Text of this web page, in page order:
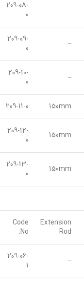
–
209-08-
0
–
209-09-
0
–
209-10-
0
150mm
209-11-0
150mm
209-12-
0
150mm
209-13-
0
Extension
Rod
Code
No.
–
209-06-
1